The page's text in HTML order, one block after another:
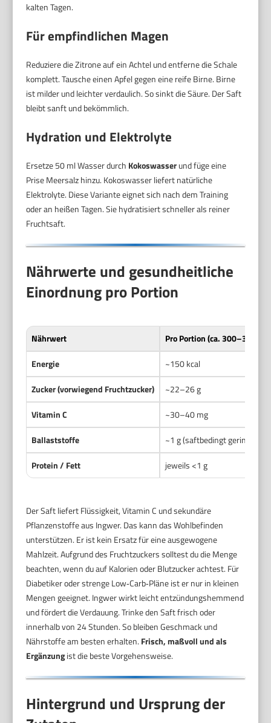
kalten Tagen.
Für empfindlichen Magen
Reduziere die Zitrone auf ein Achtel und entferne die Schale
komplett. Tausche einen Apfel gegen eine reife Birne. Birne
ist milder und leichter verdaulich. So sinkt die Säure. Der Saft
bleibt sanft und bekömmlich.
Hydration und Elektrolyte
Ersetze 50 ml Wasser durch Kokoswasserund füge eine
Prise Meersalz hinzu. Kokoswasser liefert natürliche
Elektrolyte. Diese Variante eignet sich nach dem Training
oder an heißen Tagen. Sie hydratisiert schneller als reiner
Fruchtsaft.
Nährwerte und gesundheitliche
Einordnung pro Portion
Nährwert
Pro Portion (ca. 300–350 ml)
Energie
~150 kcal
Zucker (vorwiegend Fruchtzucker)
~22–26 g
Vitamin C
~30–40 mg
Ballaststoffe
~1 g (saftbedingt gering)
Protein / Fett
jeweils <1 g
Der Saft liefert Flüssigkeit, Vitamin C und sekundäre
Pflanzenstoffe aus Ingwer. Das kann das Wohlbefinden
unterstützen. Er ist kein Ersatz für eine ausgewogene
Mahlzeit. Aufgrund des Fruchtzuckers solltest du die Menge
beachten, wenn du auf Kalorien oder Blutzucker achtest. Für
Diabetiker oder strenge Low‑Carb‑Pläne ist er nur in kleinen
Mengen geeignet. Ingwer wirkt leicht entzündungshemmend
und fördert die Verdauung. Trinke den Saft frisch oder
innerhalb von 24 Stunden. So bleiben Geschmack und
Nährstoffe am besten erhalten. Frisch, maßvoll und als
Ergänzungist die beste Vorgehensweise.
Hintergrund und Ursprung der